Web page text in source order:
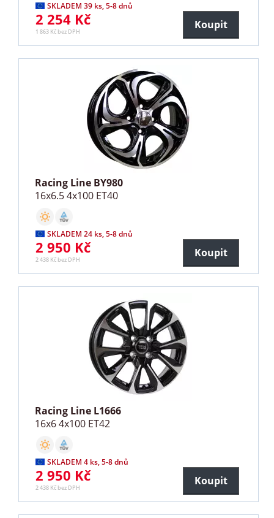
SKLADEM 39 ks, 5-8 dnů
2 254 Kč
1 863 Kč bez DPH
Koupit
Racing Line BY980
16x6.5 4x100 ET40
SKLADEM 24 ks, 5-8 dnů
2 950 Kč
2 438 Kč bez DPH
Koupit
Racing Line L1666
16x6 4x100 ET42
SKLADEM 4 ks, 5-8 dnů
2 950 Kč
2 438 Kč bez DPH
Koupit